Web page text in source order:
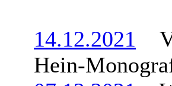
14.12.2021
Hein-